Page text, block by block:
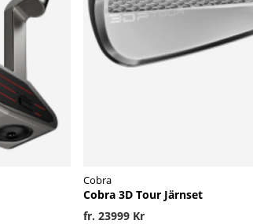
Cobra
Cobra 3D Tour Järnset
fr. 23999 Kr